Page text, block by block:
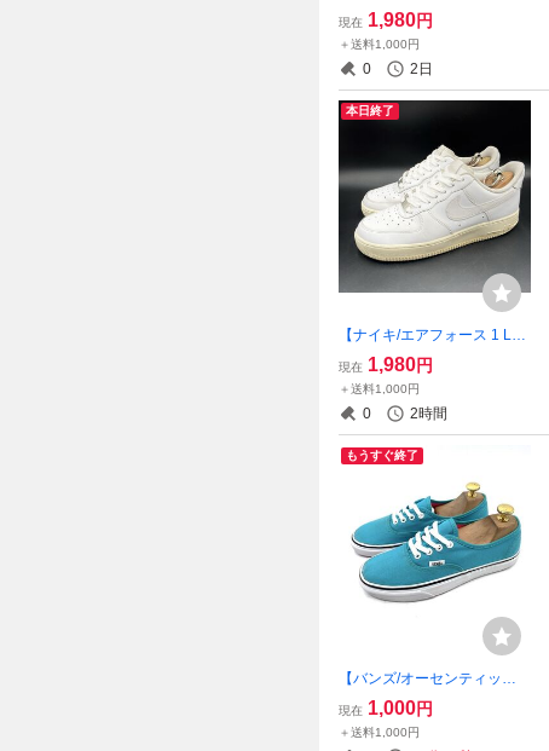
ォーカー/12912A056】高級
ウォーキングシューズ！ネイ
ビー/ライトベージュ/24cm/
衝撃プライス！即完売 7/23
現在 1,980円
＋送料1,000円
0 2日
本日終了
【ナイキ/エアフォース 1 LO
W/DD8959-100】高級本革レ
ザースニーカー！トリプルホ
ワイト/25cm/衝撃プライス！
タイムレスモデル！7/6
現在 1,980円
＋送料1,000円
0 2時間
もうすぐ終了
【バンズ/オーセンティック/T
C8R/ワッフルソール搭載】
高級キャンバススニーカー！
ターコイズブルー/ピンク/23c
現在 1,000円
＋送料1,000円